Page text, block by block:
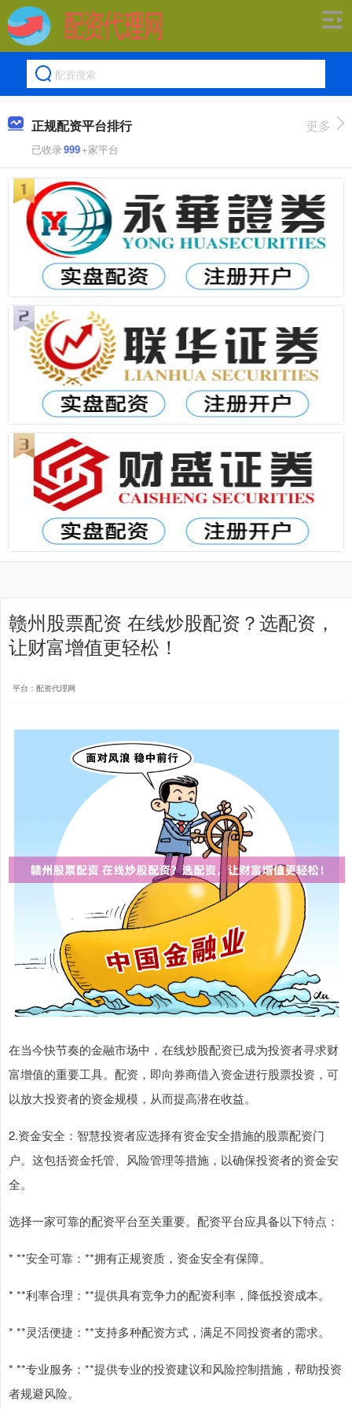
正规配资平台排行
已收录999+家平台
更多
赣州股票配资 在线炒股配资？选配资，
让财富增值更轻松！
平台：配资代理网
在当今快节奏的金融市场中，在线炒股配资已成为投资者寻求财
富增值的重要工具。配资，即向券商借入资金进行股票投资，可
以放大投资者的资金规模，从而提高潜在收益。
2.资金安全：智慧投资者应选择有资金安全措施的股票配资门
户。这包括资金托管、风险管理等措施，以确保投资者的资金安
全。
选择一家可靠的配资平台至关重要。配资平台应具备以下特点：
* **安全可靠：**拥有正规资质，资金安全有保障。
* **利率合理：**提供具有竞争力的配资利率，降低投资成本。
* **灵活便捷：**支持多种配资方式，满足不同投资者的需求。
* **专业服务：**提供专业的投资建议和风险控制措施，帮助投资
者规避风险。